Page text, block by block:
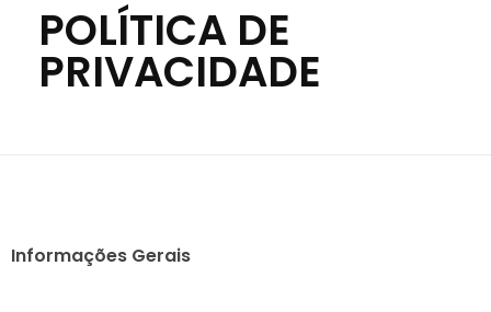
POLÍTICA DE
PRIVACIDADE
Informações Gerais